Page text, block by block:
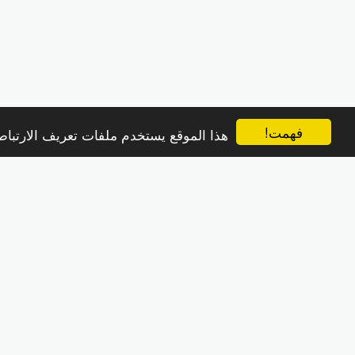
فهمت! هذا الموقع يستخدم ملفات تعريف